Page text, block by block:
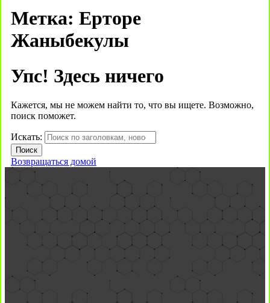
Метка: Ерторе
Жаныбекулы
Упс! Здесь ничего
Кажется, мы не можем найти то, что вы ищете. Возможно,
поиск поможет.
Искать:
Возвращаться домой